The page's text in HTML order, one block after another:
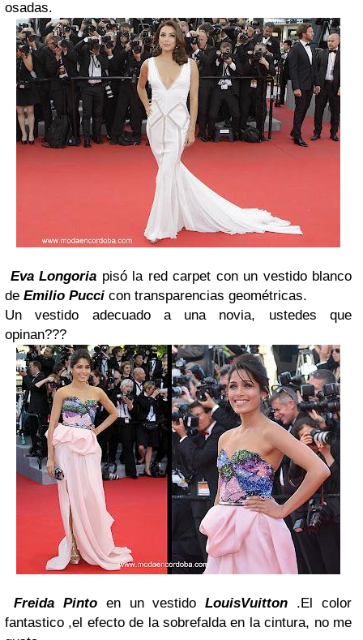
osadas.
Eva Longoria pisó la red carpet con un vestido blanco
de Emilio Pucci con transparencias geométricas.
Un vestido adecuado a una novia, ustedes que
opinan???
Freida Pinto en un vestidoLouisVuitton .El color
fantastico ,el efecto de la sobrefalda en la cintura, no me